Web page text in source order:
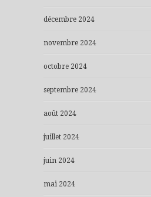
décembre 2024
novembre 2024
octobre 2024
septembre 2024
août 2024
juillet 2024
juin 2024
mai 2024